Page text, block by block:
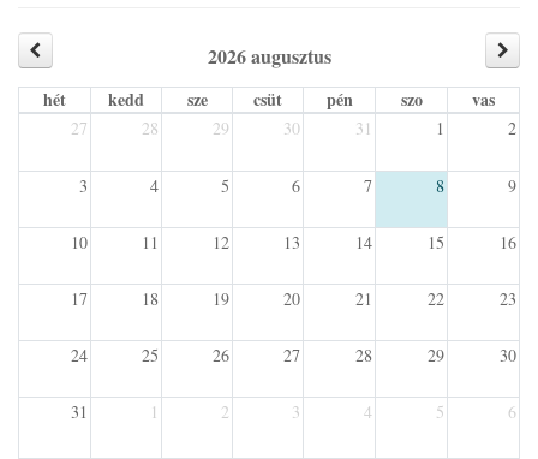
2026 augusztus
hét kedd sze csüt pén szo vas
27 28 29 30 31 1 2
3 4 5 6 7 8 9
10 11 12 13 14 15 16
17 18 19 20 21 22 23
24 25 26 27 28 29 30
31 1 2 3 4 5 6